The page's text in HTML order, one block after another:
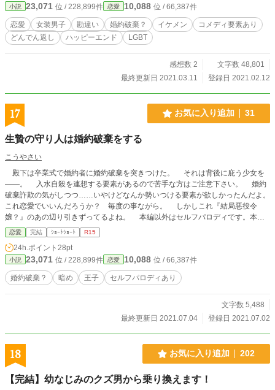
小説 23,071 位 / 228,899件 恋愛 10,088 位 / 66,387件
恋愛 女装男子 勘違い 婚約破棄？ イケメン
コメディ要素あり
どんでん返し
ハッピーエンド LGBT
感想数 2
文字数 48,801
最終更新日 2021.03.11
登録日 2021.02.12
17 お気に入り追加 31
生贄の守り人は婚約破棄をする
こうやさい
殿下は卒業式で婚約者に婚約破棄を突きつけた。 それは背後に庇う少女を
――。 入水自殺を連想する要素があるので苦手な方はご注意下さい。 婚約
破棄詐欺の気がしつつ……いやけどなんか勢いつける要素が欲しかったんだよ。
これ恋愛でいいんだろうか？ 毎度の事ながら。 しかしこれ『結局悪役令
嬢？』のあの辺り引きずってるよね。 本編以外はセルフパロディです。本編
のイメージ及び設定を著しく損なう可能性があります。ご了承ください。 こ
ーゆーの微妙だけど一応「メリバ」っていっていいんだろーか？ この間メリバ
って説明してあった話が最終的に幸せな人が一人もいないように読めたので定義
を勘違いしていたのか読み方がおかしいのかと悩んでいる。 ただいま諸事情
で出すべきか否か微妙なので棚上げしてたのとか自サイトの方に上げるべきかど
うか悩んでたのとか大昔のとかを放出中です。見直しもあまり出来ないのでいつ
恋愛 完結 ｼｮｰﾄｼｮｰﾄ R15
24h.ポイント 28pt
小説 23,071 位 / 228,899件 恋愛 10,088 位 / 66,387件
婚約破棄？ 暗め 王子 セルフパロディあり
文字数 5,488
最終更新日 2021.07.04
登録日 2021.07.02
18 お気に入り追加 202
【完結】幼なじみのクズ男から乗り換えます！